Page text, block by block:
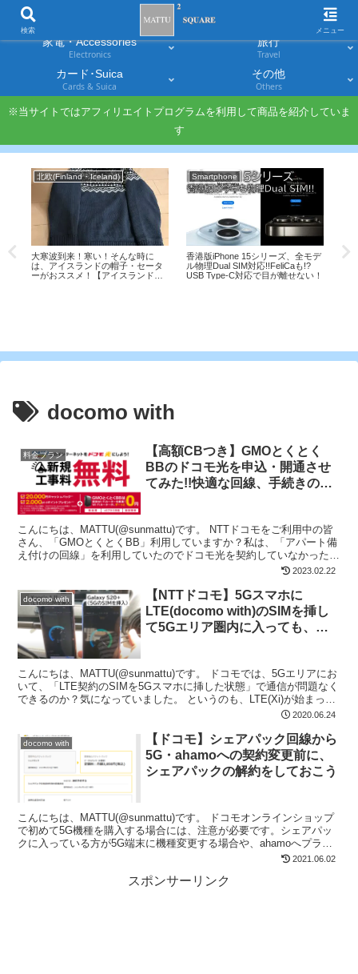
家電・Accessories
Electronics
旅行
Travel
カード･Suica
Cards & Suica
その他
Others
※当サイトではアフィリエイトプログラムを利用して商品を紹介していま
す
北欧(Finland・Iceland)
大寒波到来！寒い！そんな時に
は、アイスランドの帽子・セータ
ーがおススメ！【アイスランド紀
Smartphone
香港版iPhone 15シリーズ、全モデ
ル物理Dual SIM対応!!FeliCaも!?
USB Type-C対応で目が離せない！
docomo with
料金プラン
【高額CBつき】GMOとくとく
BBのドコモ光を申込・開通させ
てみた!!快適な回線、手続きの流
こんにちは、MATTU(@sunmattu)です。 NTTドコモをご利用中の皆
さん、「GMOとくとくBB」利用していますか？私は、「アパート備
え付けの回線」を利用していたのでドコモ光を契約していなかったの
2023.02.22
docomo with
【NTTドコモ】5Gスマホに
LTE(docomo with)のSIMを挿し
て5Gエリア圏内に入っても、設
こんにちは、MATTU(@sunmattu)です。 ドコモでは、5Gエリアにお
いて、「LTE契約のSIMを5Gスマホに挿した状態」で通信が問題なく
できるのか？気になっていました。 というのも、LTE(Xi)が始まった
2020.06.24
docomo with
【ドコモ】シェアパック回線から
5G・ahamoへの契約変更前に、
シェアパックの解約をしておこう
こんにちは、MATTU(@sunmattu)です。 ドコモオンラインショップ
で初めて5G機種を購入する場合には、注意が必要です。シェアパッ
クに入っている方が5G端末に機種変更する場合や、ahamoへプラン
2021.06.02
スポンサーリンク
検索 メニュー